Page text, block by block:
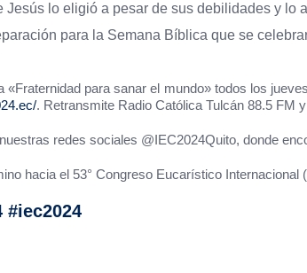
Jesús lo eligió a pesar de sus debilidades y lo
para la Semana Bíblica que se
para sanar el mundo» todos los
. Retransmite Radio Católica Tulcán 88.5 FM
redes sociales @IEC2024Quito, donde
hacia el 53° Congreso Eucarístico
#iec2024